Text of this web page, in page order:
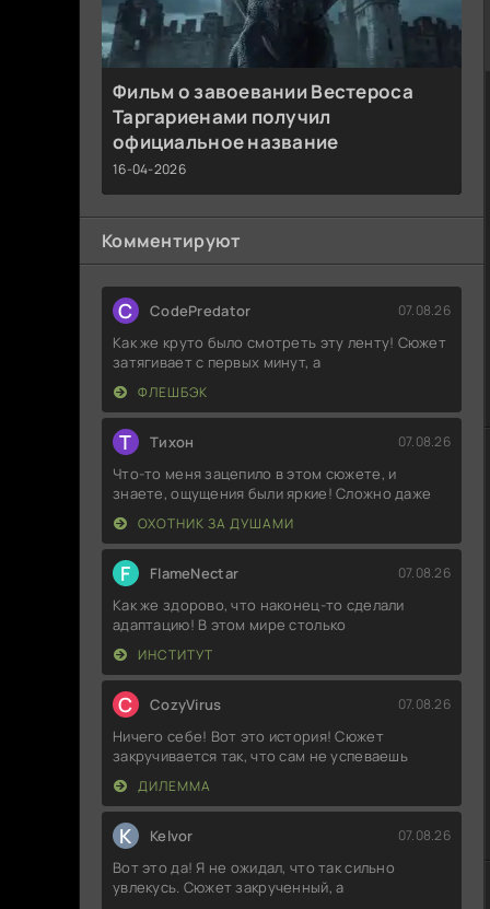
Фильм о завоевании Вестероса
Таргариенами получил
официальное название
16-04-2026
Комментируют
C CodePredator 07.08.26
Как же круто было смотреть эту ленту! Сюжет
затягивает с первых минут, а
ФЛЕШБЭК
Т Тихон 07.08.26
Что-то меня зацепило в этом сюжете, и
знаете, ощущения были яркие! Сложно даже
ОХОТНИК ЗА ДУШАМИ
F FlameNectar 07.08.26
Как же здорово, что наконец-то сделали
адаптацию! В этом мире столько
ИНСТИТУТ
C CozyVirus 07.08.26
Ничего себе! Вот это история! Сюжет
закручивается так, что сам не успеваешь
ДИЛЕММА
K Kelvor 07.08.26
Вот это да! Я не ожидал, что так сильно
увлекусь. Сюжет закрученный, а